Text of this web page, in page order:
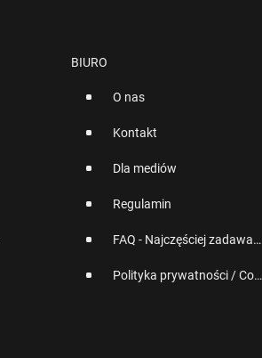
BIURO
O nas
Kontakt
Dla mediów
Regulamin
FAQ - Najczęściej zadawane pytania
Polityka prywatności / Cookies